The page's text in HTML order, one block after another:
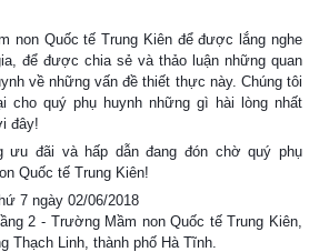
non Quốc tế Trung Kiên để được lắng nghe
để được chia sẻ và thảo luận những quan
về những vấn đề thiết thực này. Chúng tôi
cho quý phụ huynh những gì hài lòng nhất
đây!
ưu đãi và hấp dẫn đang đón chờ quý phụ
Quốc tế Trung Kiên!
7 ngày 02/06/2018
2 - Trường Mầm non Quốc tế Trung Kiên,
Thạch Linh, thành phố Hà Tĩnh.